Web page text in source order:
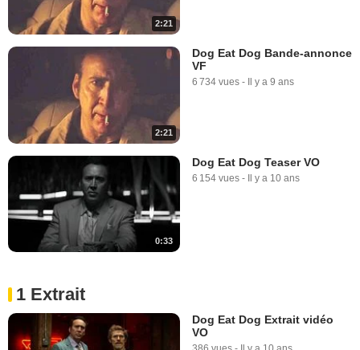
2:21
2:21
Dog Eat Dog Bande-annonce
VF
6 734 vues - Il y a 9 ans
0:33
Dog Eat Dog Teaser VO
6 154 vues - Il y a 10 ans
1 Extrait
Dog Eat Dog Extrait vidéo
VO